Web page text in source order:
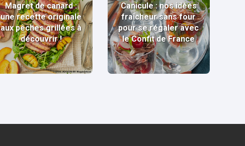
Magret de canard :
une recette originale
aux pêches grillées à
découvrir !
Canicule : nos idées
fraîcheur sans four
pour se régaler avec
le Confit de France